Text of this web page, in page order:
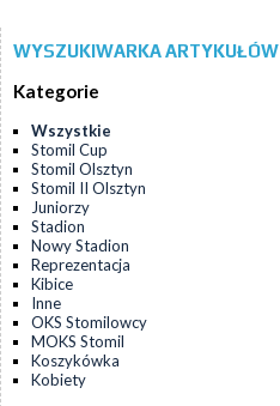
WYSZUKIWARKA ARTYKUŁÓW
Kategorie
Wszystkie
Stomil Cup
Stomil Olsztyn
Stomil II Olsztyn
Juniorzy
Stadion
Nowy Stadion
Reprezentacja
Kibice
Inne
OKS Stomilowcy
MOKS Stomil
Koszykówka
Kobiety